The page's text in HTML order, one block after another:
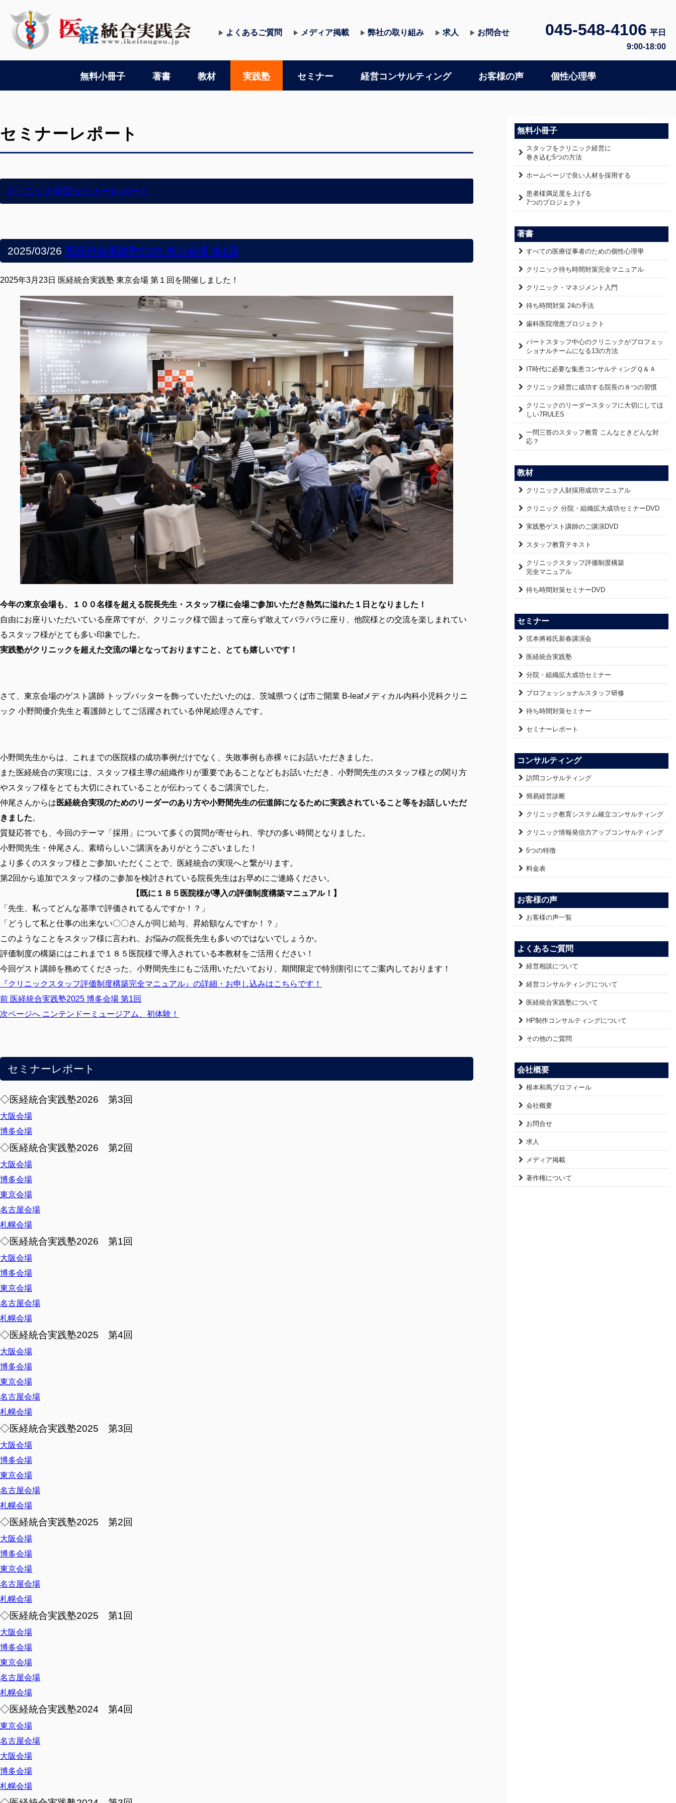
▶ よくあるご質問 ▶ メディア掲載 ▶ 弊社の取り組み ▶ 求人 ▶ お問合せ 045-548-4106 平日
9:00-18:00
無料小冊子 著書 教材 実践塾 セミナー 経営コンサルティング お客様の声 個性心理學
セミナーレポート
クリニック経営セミナーレポート
2025/03/26 医経統合実践塾2025 東京会場 第1回
2025年3月23日 医経統合実践塾 東京会場 第１回を開催しました！
今年の東京会場も、１００名様を超える院長先生・スタッフ様に会場ご参加いただき熱気に溢れた１日となりました！
自由にお座りいただいている座席ですが、クリニック様で固まって座らず敢えてバラバラに座り、他院様との交流を楽しまれてい
るスタッフ様がとても多い印象でした。
実践塾がクリニックを超えた交流の場となっておりますこと、とても嬉しいです！
さて、東京会場のゲスト講師 トップバッターを飾っていただいたのは、茨城県つくば市ご開業 B-leafメディカル内科小児科クリニ
ック 小野間優介先生と看護師としてご活躍されている仲尾絵理さんです。
小野間先生からは、これまでの医院様の成功事例だけでなく、失敗事例も赤裸々にお話いただきました。
また医経統合の実現には、スタッフ様主導の組織作りが重要であることなどもお話いただき、小野間先生のスタッフ様との関り方
やスタッフ様をとても大切にされていることが伝わってくるご講演でした。
仲尾さんからは 医経統合実現のためのリーダーのあり方や小野間先生の伝道師になるために実践されていること等をお話しいただ
きました。
質疑応答でも、今回のテーマ「採用」について多くの質問が寄せられ、学びの多い時間となりました。
小野間先生・仲尾さん、素晴らしいご講演をありがとうございました！
より多くのスタッフ様とご参加いただくことで、医経統合の実現へと繋がります。
第2回から追加でスタッフ様のご参加を検討されている院長先生はお早めにご連絡ください。
【既に１８５医院様が導入の評価制度構築マニュアル！】
「先生、私ってどんな基準で評価されてるんですか！？」
「どうして私と仕事の出来ない〇〇さんが同じ給与、昇給額なんですか！？」
このようなことをスタッフ様に言われ、お悩みの院長先生も多いのではないでしょうか。
評価制度の構築にはこれまで１８５医院様で導入されている本教材をご活用ください！
今回ゲスト講師を務めてくださった、小野間先生にもご活用いただいており、期間限定で特別割引にてご案内しております！
『クリニックスタッフ評価制度構築完全マニュアル』の詳細・お申し込みはこちらです！
前 前
の
医経統合実践塾2025 博多会場 第1回
次ページへ 次
稿:
ニンテンドーミュージアム、初体験！
セミナーレポート
◇医経統合実践塾2026 第3回
大阪会場
博多会場
◇医経統合実践塾2026 第2回
大阪会場
博多会場
東京会場
名古屋会場
札幌会場
◇医経統合実践塾2026 第1回
大阪会場
博多会場
東京会場
名古屋会場
札幌会場
◇医経統合実践塾2025 第4回
大阪会場
博多会場
東京会場
名古屋会場
札幌会場
◇医経統合実践塾2025 第3回
大阪会場
博多会場
東京会場
名古屋会場
札幌会場
◇医経統合実践塾2025 第2回
大阪会場
博多会場
東京会場
名古屋会場
札幌会場
◇医経統合実践塾2025 第1回
大阪会場
博多会場
東京会場
名古屋会場
札幌会場
◇医経統合実践塾2024 第4回
東京会場
名古屋会場
大阪会場
博多会場
札幌会場
無料小冊子
スタッフをクリニック経営に
巻き込む5つの方法
ホームページで良い人材を採用する
患者様満足度を上げる
7つのプロジェクト
著書
すべての医療従事者のための個性心理學
クリニック待ち時間対策完全マニュアル
クリニック・マネジメント入門
待ち時間対策 24の手法
歯科医院増患プロジェクト
パートスタッフ中心のクリニックがプロフェッ
ショナルチームになる13の方法
IT時代に必要な集患コンサルティングＱ＆Ａ
クリニック経営に成功する院長の８つの習慣
クリニックのリーダースタッフに大切にしてほ
しい7RULES
一問三答のスタッフ教育 こんなときどんな対
応？
教材
クリニック人財採用成功マニュアル
クリニック 分院・組織拡大成功セミナーDVD
実践塾ゲスト講師のご講演DVD
スタッフ教育テキスト
クリニックスタッフ評価制度構築
完全マニュアル
待ち時間対策セミナーDVD
セミナー
弦本將裕氏新春講演会
医経統合実践塾
分院・組織拡大成功セミナー
プロフェッショナルスタッフ研修
待ち時間対策セミナー
セミナーレポート
コンサルティング
訪問コンサルティング
簡易経営診断
クリニック教育システム確立コンサルティング
クリニック情報発信力アップコンサルティング
5つの特徴
料金表
お客様の声
お客様の声一覧
よくあるご質問
経営相談について
経営コンサルティングについて
医経統合実践塾について
HP制作コンサルティングについて
その他のご質問
会社概要
根本和馬プロフィール
会社概要
お問合せ
求人
メディア掲載
著作権について